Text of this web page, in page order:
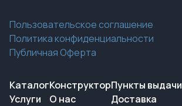
Пользовательское соглашение
Политика конфиденциальности
Публичная Оферта
Каталог
Услуги
Конструктор
О нас
Пункты выдачи
Доставка